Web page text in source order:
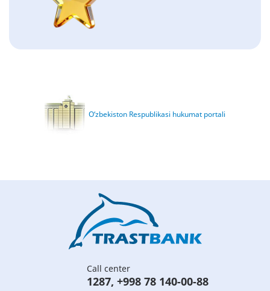
O‘zbekiston Respublikasi hukumat portali
Call center
1287, +998 78 140-00-88